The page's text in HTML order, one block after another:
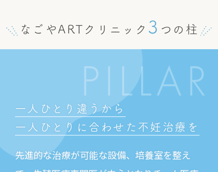
なごやARTクリニック 3 つの柱
PILLAR
一人ひとり違うから
一人ひとりに合わせた 不妊治療を
先進的な治療が可能な設備、培養室を整え